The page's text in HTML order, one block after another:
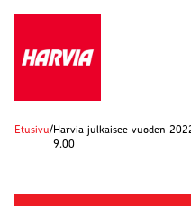
Etusivu/Harvia julkaisee vuoden
9.00